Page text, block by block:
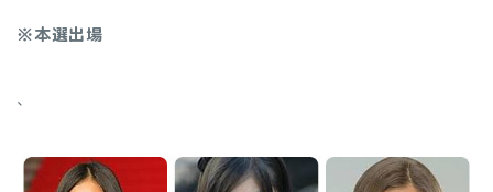
※本選出場
、